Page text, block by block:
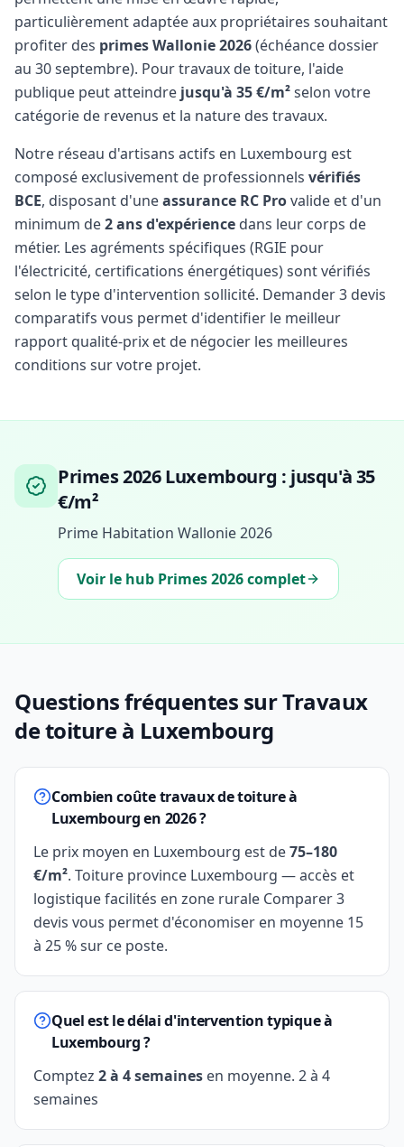
particulièrement adaptée aux propriétaires souhaitant
profiter des primes Wallonie 2026(échéance dossier
au 30 septembre). Pour travaux de toiture, l'aide
publique peut atteindre jusqu'à 35 €/m²selon votre
catégorie de revenus et la nature des travaux.
Notre réseau d'artisans actifs en Luxembourg est
composé exclusivement de professionnels vérifiés
BCE, disposant d'uneassurance RC Provalide et d'un
minimum de2 ans d'expérience dans leur corps de
métier. Les agréments spécifiques (RGIE pour
l'électricité, certifications énergétiques) sont vérifiés
selon le type d'intervention sollicité. Demander 3 devis
comparatifs vous permet d'identifier le meilleur
rapport qualité-prix et de négocier les meilleures
conditions sur votre projet.
Primes 2026 Luxembourg : jusqu'à 35
€/m²
Prime Habitation Wallonie 2026
Voir le hub Primes 2026 complet
Questions fréquentes sur Travaux
de toiture à Luxembourg
Combien coûte travaux de toiture à
Luxembourg en 2026 ?
Le prix moyen en Luxembourg est de75–180
€/m². Toiture province Luxembourg — accès et
logistique facilités en zone rurale Comparer 3
devis vous permet d'économiser en moyenne 15
à 25 % sur ce poste.
Quel est le délai d'intervention typique à
Luxembourg ?
Comptez 2 à 4 semaines en moyenne. 2 à 4
semaines